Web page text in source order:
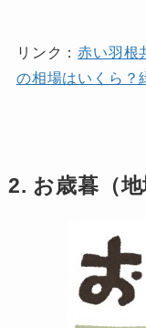
リンク：赤い羽根
の相場はいくら？
2. お歳暮（